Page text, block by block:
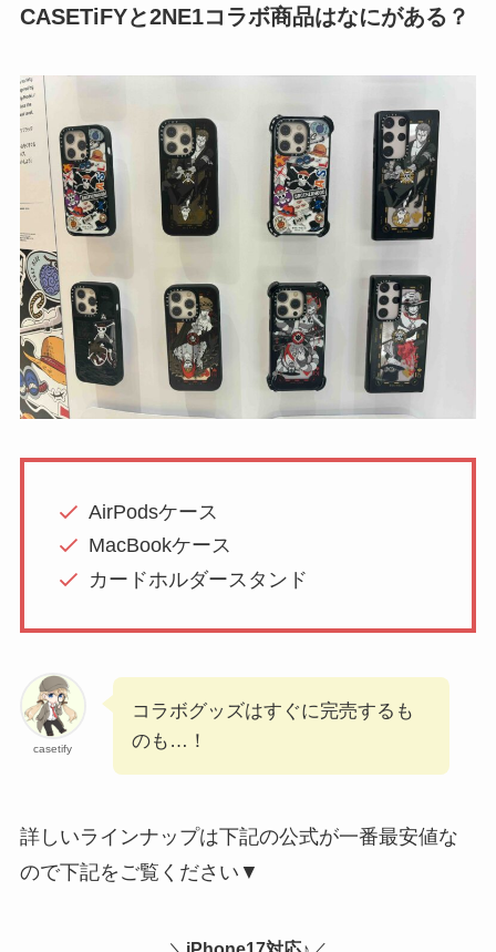
CASETiFYと2NE1コラボ商品はなにがある？
AirPodsケース
MacBookケース
カードホルダースタンド
casetify
コラボグッズはすぐに完売するも
のも…！
詳しいラインナップは下記の公式が一番最安値な
ので下記をご覧ください▼